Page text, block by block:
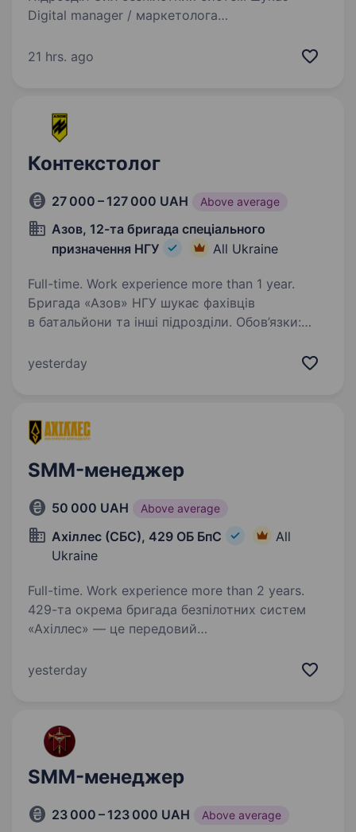
Digital manager / маркетолога
підрозділу, підтримувати рекрутинг, будувати
21 hrs. ago
Контекстолог
27 000 – 127 000 UAH Above average
Азов, 12-та бригада спеціального
призначення НГУ
All Ukraine
Full-time. Work experience more than 1 year.
Бригада «Азов» НГУ шукає фахівців
в батальйони та інші підрозділи. Обов’язки:
Ads (Search, Display, Shopping); вести
yesterday
SMM-менеджер
50 000 UAH Above average
Ахіллес (СБС), 429 ОБ БпС
All
Ukraine
Full-time. Work experience more than 2 years.
429-та окрема бригада безпілотних систем
«Ахіллес» — це передовий
безпілотних систем. Підрозділ спеціалізується
yesterday
SMM-менеджер
23 000 – 123 000 UAH Above average